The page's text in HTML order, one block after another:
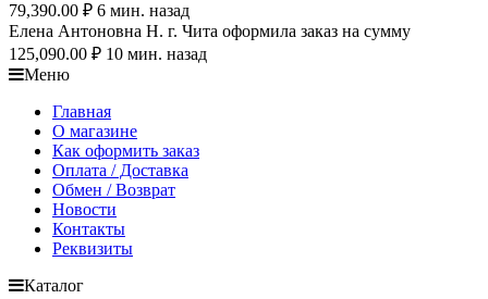
79,390.00 ₽ 6 мин. назад
Елена Антоновна Н. г. Чита оформила заказ на сумму
125,090.00 ₽ 10 мин. назад
Меню
Главная
О магазине
Как оформить заказ
Оплата / Доставка
Обмен / Возврат
Новости
Контакты
Реквизиты
Каталог